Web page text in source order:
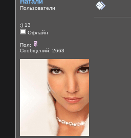
Пользователи
:) 13
Офлайн
Пол:
Сообщений: 2663